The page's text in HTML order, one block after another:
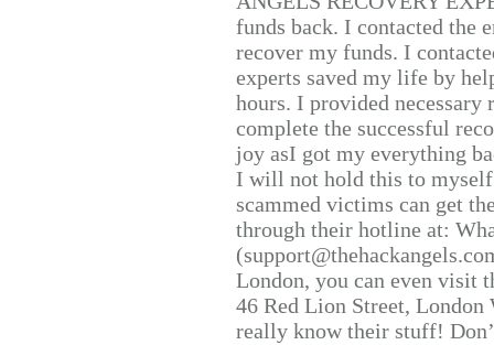
funds back. I contacted the
recover my funds. I
experts saved my life by
hours. I provided
complete the successful
joy asI got my everything
I will not hold this to
scammed victims can get
through their hotline at:
London, you can even visit
46 Red Lion Street, London
really know their stuff!